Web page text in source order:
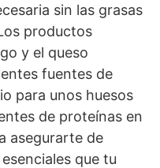
sin las grasas
productos
y el queso
fuentes de
para unos huesos
de proteínas en
asegurarte de
que tu